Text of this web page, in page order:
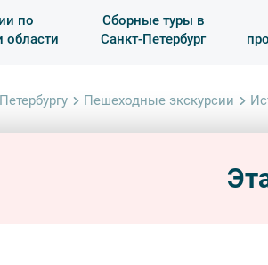
по
области
Сборные туры в
Санкт-Петербург
Пешеходные экскурсии